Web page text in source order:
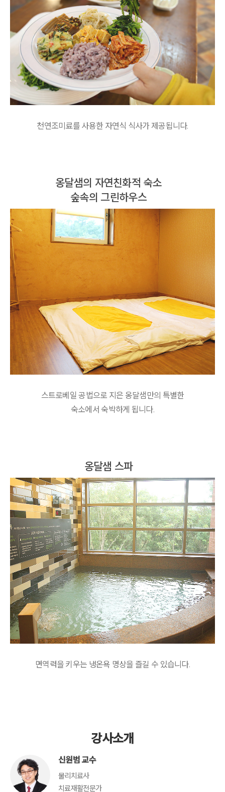
천연조미료를 사용한 자연식 식사가 제공됩니다.
옹달샘의 자연친화적 숙소
숲속의 그린하우스
스트로베일 공법으로 지은 옹달샘만의 특별한
숙소에서 숙박하게 됩니다.
옹달샘 스파
면역력을 키우는 냉온욕 명상을 즐길 수 있습니다.
강사소개
신원범 교수
물리치료사
치료재활전문가